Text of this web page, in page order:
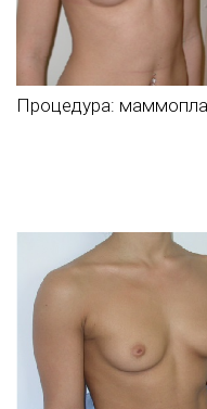
Процедура: